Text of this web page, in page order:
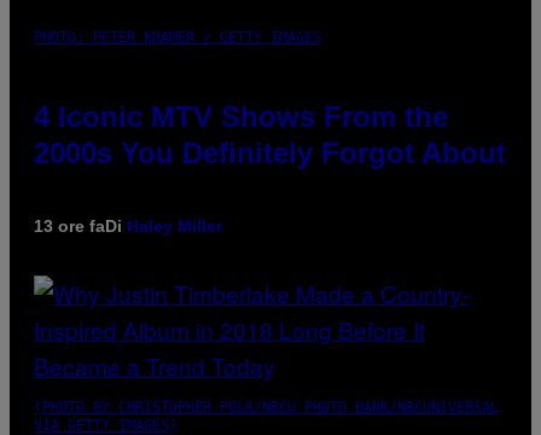
PHOTO: PETER KRAMER / GETTY IMAGES
4 Iconic MTV Shows From the
2000s You Definitely Forgot About
13 ore faDi Haley Miller
(PHOTO BY CHRISTOPHER POLK/NBCU PHOTO BANK/NBCUNIVERSAL
VIA GETTY IMAGES)